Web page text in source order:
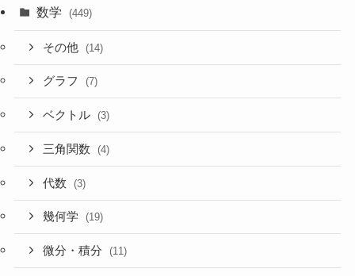
数学 (449)
その他 (14)
グラフ (7)
ベクトル (3)
三角関数 (4)
代数 (3)
幾何学 (19)
微分・積分 (11)